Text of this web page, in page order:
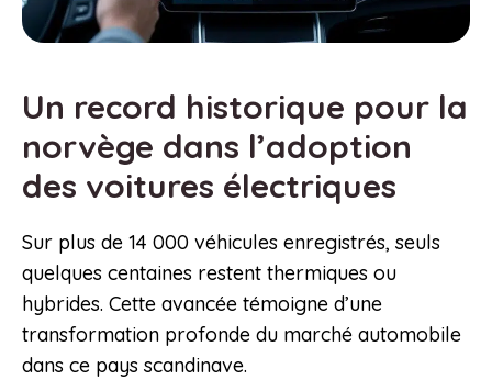
Un record historique pour la
norvège dans l’adoption
des voitures électriques
Sur plus de 14 000 véhicules enregistrés, seuls
quelques centaines restent thermiques ou
hybrides. Cette avancée témoigne d’une
transformation profonde du marché automobile
dans ce pays scandinave.